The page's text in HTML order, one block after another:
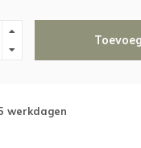
werkdagen